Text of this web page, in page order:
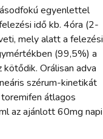
egyenlettel
idő kb. 4óra (2-
mely alatt a felezési
(99,5%) a
Orálisan adva
szérum-kinetikát
átlagos
az ajánlott 60mg napi